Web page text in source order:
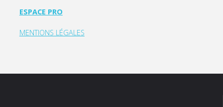
ESPACE PRO
MENTIONS LÉGALES